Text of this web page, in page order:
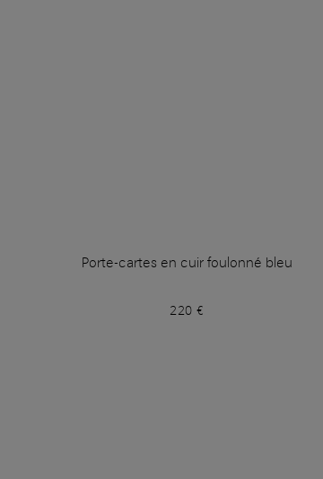
Porte-cartes en cuir foulonné bleu
220 €